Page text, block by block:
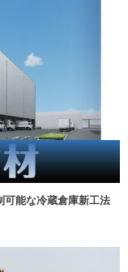
可能な冷蔵倉庫新工法